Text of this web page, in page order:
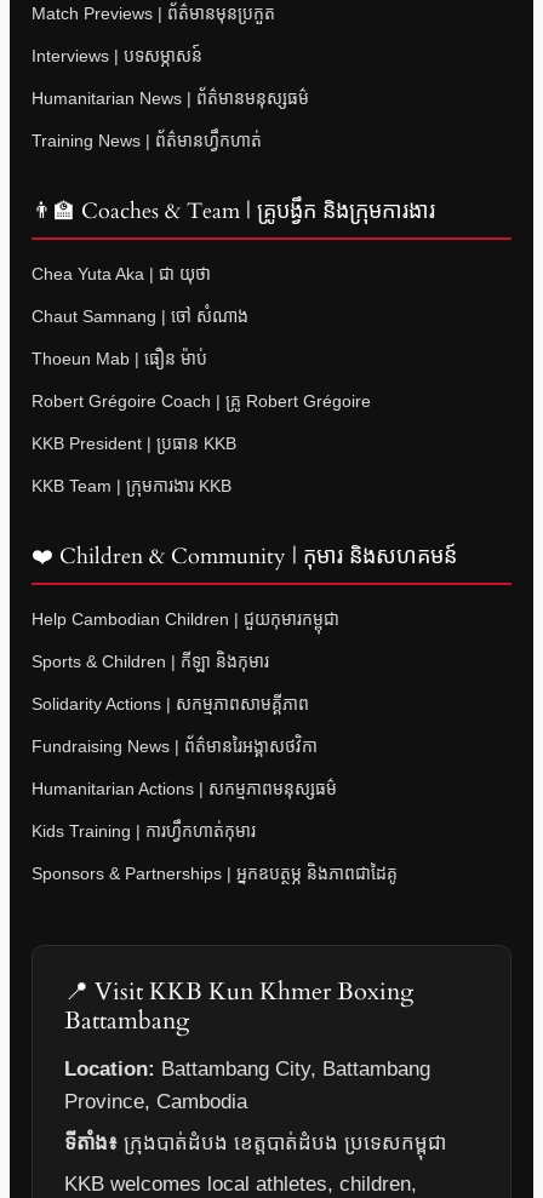
Match Previews | ព័ត៌មានមុនប្រកួត
Interviews | បទសម្ភាសន៍
Humanitarian News | ព័ត៌មានមនុស្សធម៌
Training News | ព័ត៌មានហ្វឹកហាត់
👨‍🏫 Coaches & Team | គ្រូបង្វឹក និងក្រុមការងារ
Chea Yuta Aka | ជា យុថា
Chaut Samnang | ចៅ សំណាង
Thoeun Mab | ធឿន ម៉ាប់
Robert Grégoire Coach | គ្រូ Robert Grégoire
KKB President | ប្រធាន KKB
KKB Team | ក្រុមការងារ KKB
❤️ Children & Community | កុមារ និងសហគមន៍
Help Cambodian Children | ជួយកុមារកម្ពុជា
Sports & Children | កីឡា និងកុមារ
Solidarity Actions | សកម្មភាពសាមគ្គីភាព
Fundraising News | ព័ត៌មានរៃអង្គាសថវិកា
Humanitarian Actions | សកម្មភាពមនុស្សធម៌
Kids Training | ការហ្វឹកហាត់កុមារ
Sponsors & Partnerships | អ្នកឧបត្ថម្ភ និងភាពជាដៃគូ
📍 Visit KKB Kun Khmer Boxing
Battambang
Location: Battambang City, Battambang
Province, Cambodia
ទីតាំង៖ ក្រុងបាត់ដំបង ខេត្តបាត់ដំបង ប្រទេសកម្ពុជា
KKB welcomes local athletes, children,